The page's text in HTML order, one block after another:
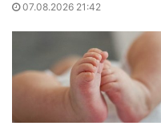
07.08.2026 21:42